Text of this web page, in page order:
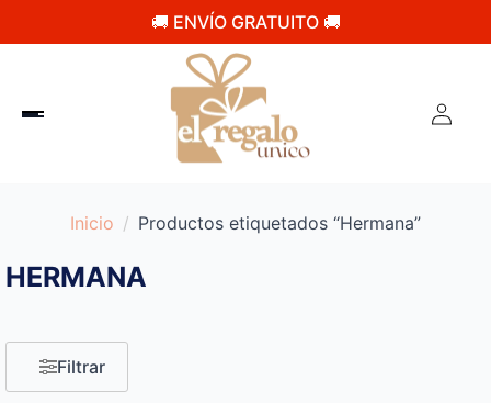
🚚 ENVÍO GRATUITO 🚚
Inicio Productos etiquetados “Hermana”
HERMANA
Filtrar